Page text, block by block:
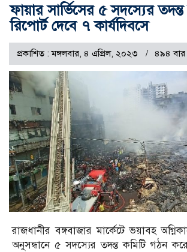
ফায়ার সার্ভিসের ৫ সদস্যের
রিপোর্ট দেবে ৭ কার্যদিবসে
প্রকাশিত : মঙ্গলবার, ৪ এপ্রিল, ২০২৩ ৪৯৪
রাজধানীর বঙ্গবাজার মার্কেটে ভয়াবহ
অনুসন্ধানে ৫ সদস্যের তদন্ত কমিটি গঠন